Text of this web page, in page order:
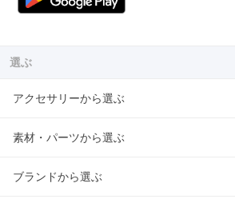
選ぶ
アクセサリーから選ぶ
素材・パーツから選ぶ
ブランドから選ぶ